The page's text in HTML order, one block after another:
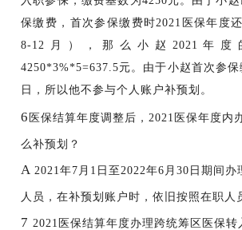
保缴费，首次参保缴费时2021医保年度
8-12月），那么小赵2021年度
4250*3%*5=637.5元。由于小赵首次参保
日，所以他不参与个人账户补预划。
6医保结算年度调整后， 2021医保年度内
么补预划？
A2021年7月1日至2022年6月30日期间办
人员，在补预划账户时，依旧按照在职人
72021医保结算年度办理跨统筹区医保